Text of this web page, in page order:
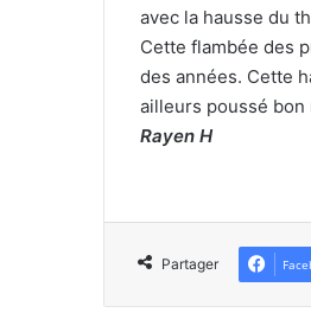
avec la hausse du
Cette flambée des
des années. Cette
ailleurs poussé bon
Rayen H
Partager